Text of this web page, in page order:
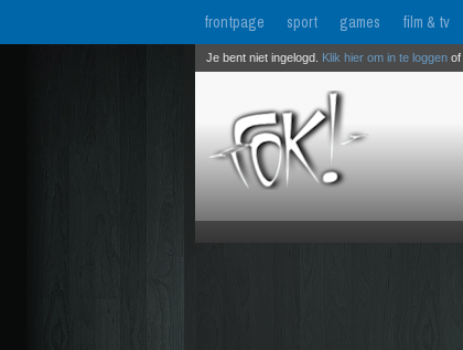
frontpage sport games film & tv
Je bent niet ingelogd. Klik hier om in te loggen of